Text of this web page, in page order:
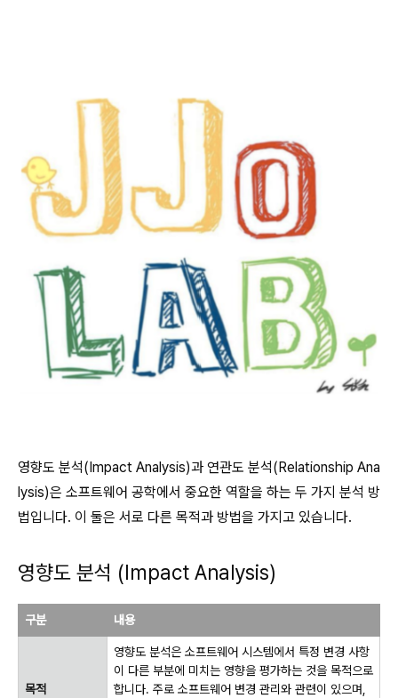
영향도 분석(Impact Analysis)과 연관도 분석(Relationship Ana
lysis)은 소프트웨어 공학에서 중요한 역할을 하는 두 가지 분석 방
법입니다. 이 둘은 서로 다른 목적과 방법을 가지고 있습니다.
영향도 분석 (Impact Analysis)
구분 내용
목적
영향도 분석은 소프트웨어 시스템에서 특정 변경 사항
이 다른 부분에 미치는 영향을 평가하는 것을 목적으로
합니다. 주로 소프트웨어 변경 관리와 관련이 있으며,